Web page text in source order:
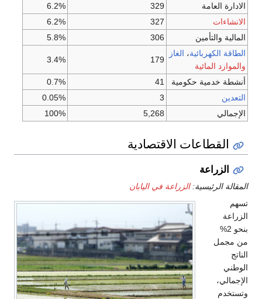
الادارة العامة
329
6.2%
الانشاءات
327
6.2%
المالية والتأمين
306
5.8%
الطاقة الكهربائية، الغاز
والموارد المائية
179
3.4%
أنشطة خدمية حكومية 41
0.7%
التعدين
3
0.05%
الإجمالي
5,268
100%
القطاعات الاقتصادية
الزراعة
المقالة الرئيسية:الزراعة في اليابان
تسهم
الزراعة
بنحو 2%
من مجمل
الناتج
الوطني
الإجمالي،
وتستخدم